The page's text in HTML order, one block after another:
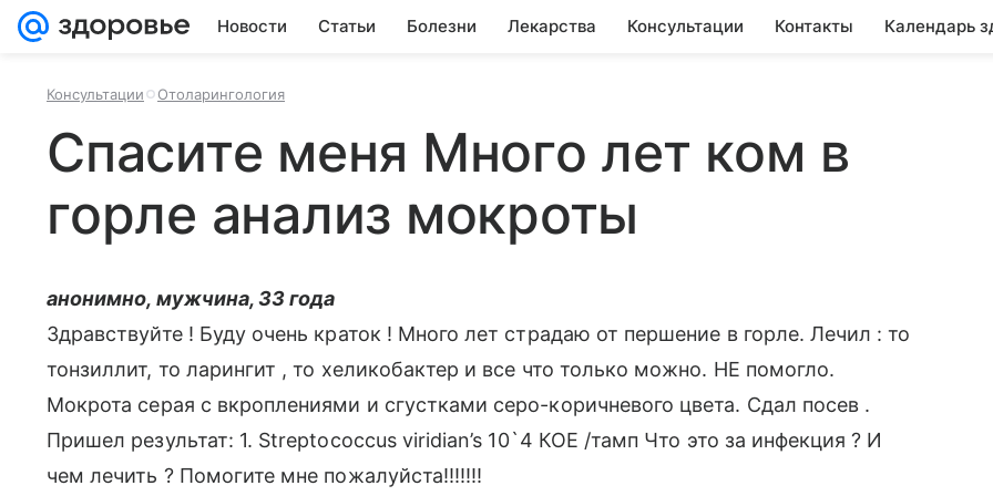
Новости Статьи Болезни Лекарства Консультации Контакты Календарь
Консультации Отоларингология
Спасите меня Много лет ком в
горле анализ мокроты
анонимно, мужчина, 33 года
Здравствуйте ! Буду очень краток ! Много лет страдаю от першение в горле. Лечил : то
тонзиллит, то ларингит , то хеликобактер и все что только можно. НЕ помогло.
Мокрота серая с вкроплениями и сгустками серо-коричневого цвета. Сдал посев .
Пришел результат: 1. Streptococcus viridian’s 10`4 КОЕ /тамп Что это за инфекция ? И
чем лечить ? Помогите мне пожалуйста!!!!!!!